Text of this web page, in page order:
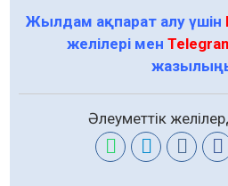
Жылдам ақпарат алу үшін
желілері мен
Әлеуметтік